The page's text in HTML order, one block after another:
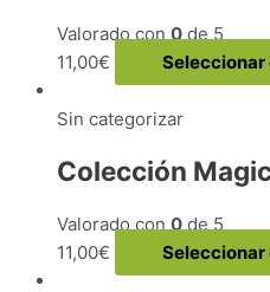
Valorado con 0 de 5
11,00€ Seleccionar
Sin categorizar
Colección
Valorado con0de 5
11,00€ Seleccionar